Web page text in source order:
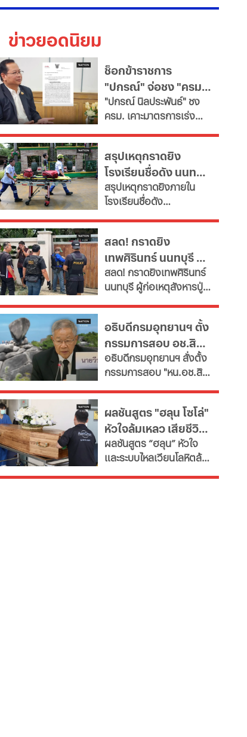
ข่าวยอดนิยม
ช็อกข้าราชการ
"ปกรณ์" จ่อชง "ครม."
รื้อใหญ่กำลังคนภาครัฐ
เช็ก 11 สายงานจะหาย
ไป
​"ปกรณ์ นิลประพันธ์" ชง
ครม. เคาะมาตรการเร่ง
ทุกกระทรวง "ตรึงกำลัง
ใหม่-ยุบเลิกตำแหน่งว่าง
และสายงานสนับสนุนไม่
จำเป็น" ตั้งเป้าลดขนาด
ข้าราชการลงอย่างน้อย
รายจ่ายบุคลากรพุ่งทะยาน
กระทบเงินลงทุนโครงสร้าง
พื้นฐานและการพัฒนา
ประเทศ เผย 11 สายงานจะ
หายไป เช็กที่นี่
สรุปเหตุกราดยิง
โรงเรียนชื่อดัง นนทบุรี
ล่าสุด ผู้ก่อเหตุเสียชีวิต
แล้ว
สรุปเหตุกราดยิงภายใน
โรงเรียนชื่อดัง
แล้ว ขณะที่ยอดผู้เสียชีวิต
พุ่งเป็น 7 ราย บาดเจ็บกว่า
15 ราย
สลด! กราดยิง
เทพศิรินทร์ นนทบุรี ดับ
7 พบยิงปู่ย่าก่อนบุก
โรงเรียน
สลด! กราดยิงเทพศิรินทร์
นนทบุรี ผู้ก่อเหตุสังหารปู่
ก่อนพกอาวุธและกระสุนมา
ก่อเหตุที่โรงเรียน
อธิบดีกรมอุทยานฯ ตั้ง
กรรมการสอบ อช.สิมิ
ลัน ให้วีระ พักแรม 4 ปี
ก่อน
อธิบดีกรมอุทยานฯ​ สั่งตั้ง
กรรมการสอบ "หน.อช.สิมิ
กาศกรมฯหรือไม่
ผลชันสูตร "ฮลุน โซโล่"
หัวใจล้มเหลว เสียชีวิต
ยังไม่ตัดปมสารพิษ
ผลชันสูตร “ฮลุน” หัวใจ
และระบบไหลเวียนโลหิตล้ม